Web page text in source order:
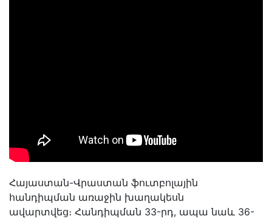
Հայաստան-Վրաստան ֆուտբոլային
հանդիպման առաջին խաղակեսն
ավարտվեց։ Հանդիպման 33-րդ, ապա նաև 36-